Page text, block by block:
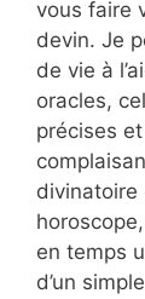
vous faire
devin. Je
de vie à
oracles,
précises
divinatoire
en temps
d’un